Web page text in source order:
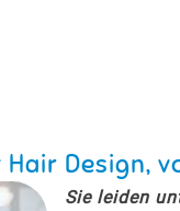
Hair Design,
Sie leiden